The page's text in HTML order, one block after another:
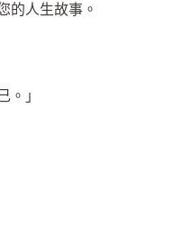
的人生故事。
。」